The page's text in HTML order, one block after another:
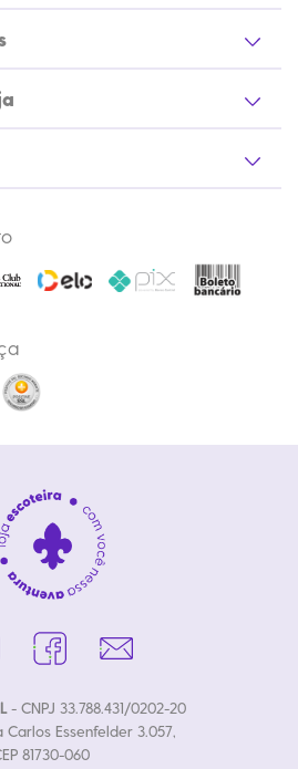
- CNPJ 33.788.431/0202-20
Essenfelder 3.057,
81730-060